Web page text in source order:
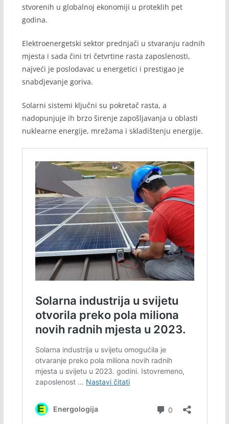
stvorenih u globalnoj ekonomiji u proteklih pet
godina.
Elektroenergetski sektor prednjači u stvaranju radnih
mjesta i sada čini tri četvrtine rasta zaposlenosti,
najveći je poslodavac u energetici i prestigao je
snabdjevanje goriva.
Solarni sistemi ključni su pokretač rasta, a
nadopunjuje ih brzo širenje zapošljavanja u oblasti
nuklearne energije, mrežama i skladištenju energije.